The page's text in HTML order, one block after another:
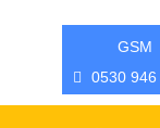
GSM
0530